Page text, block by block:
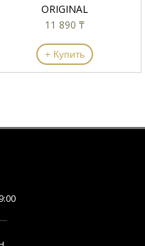
ORIGINAL
11 890 ₸
+ Купить